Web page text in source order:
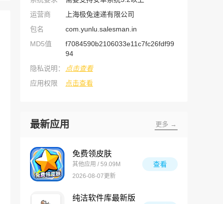
运营商
上海极兔速递有限公司
包名
com.yunlu.salesman.in
MD5值
f7084590b2106033e11c7fc26fdf99
94
隐私说明：
点击查看
应用权限
点击查看
最新应用 更多 →
免费领皮肤
其他应用 / 59.09M
2026-08-07更新
查看
纯洁软件库最新版